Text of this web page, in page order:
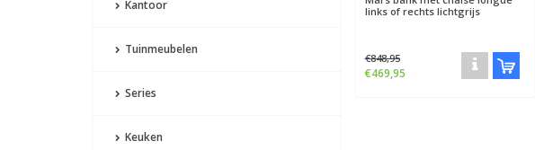
Kantoor
Tuinmeubelen
Series
Keuken
links of rechts lichtgrijs
€848,95
€469,95